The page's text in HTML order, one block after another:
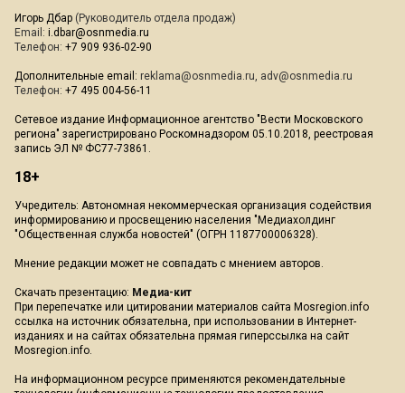
Игорь Дбар (Руководитель отдела продаж)
Email: i.dbar@osnmedia.ru
Телефон: +7 909 936-02-90
Дополнительные email: reklama@osnmedia.ru, adv@osnmedia.ru
Телефон: +7 495 004-56-11
Сетевое издание Информационное агентство "Вести Московского
региона" зарегистрировано Роскомнадзором 05.10.2018, реестровая
запись ЭЛ № ФС77-73861.
18+
Учредитель: Автономная некоммерческая организация содействия
информированию и просвещению населения "Медиахолдинг
"Общественная служба новостей" (ОГРН 1187700006328).
Мнение редакции может не совпадать с мнением авторов.
Скачать презентацию: Медиа-кит
При перепечатке или цитировании материалов сайта Mosregion.info
ссылка на источник обязательна, при использовании в Интернет-
изданиях и на сайтах обязательна прямая гиперссылка на сайт
Mosregion.info.
На информационном ресурсе применяются рекомендательные